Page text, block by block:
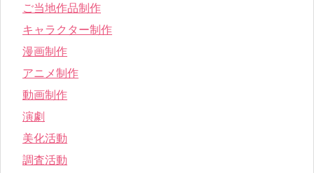
ご当地作品制作
キャラクター制作
漫画制作
アニメ制作
動画制作
演劇
美化活動
調査活動